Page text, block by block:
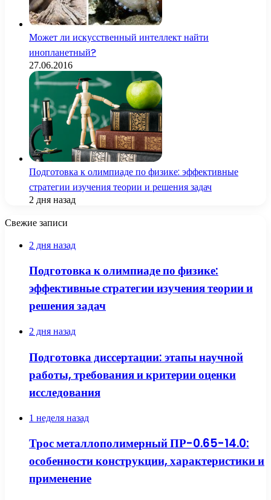
Может ли искусственный интеллект найти
инопланетный?
27.06.2016
Подготовка к олимпиаде по физике: эффективные
стратегии изучения теории и решения задач
2 дня назад
Свежие записи
2 дня назад
Подготовка к олимпиаде по физике:
эффективные стратегии изучения теории и
решения задач
2 дня назад
Подготовка диссертации: этапы научной
работы, требования и критерии оценки
исследования
1 неделя назад
Трос металлополимерный ПР-0.65-14.0:
особенности конструкции, характеристики и
применение